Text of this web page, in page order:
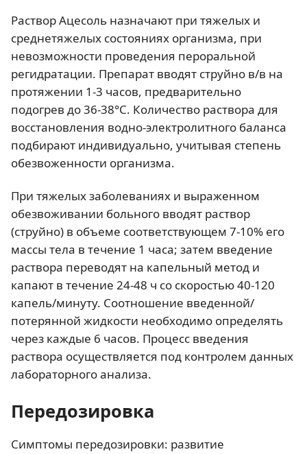
Раствор Ацесоль назначают при тяжелых и
среднетяжелых состояниях организма, при
невозможности проведения пероральной
регидратации. Препарат вводят струйно в/в на
протяжении 1-3 часов, предварительно
подогрев до 36-38°С. Количество раствора для
восстановления водно-электролитного баланса
подбирают индивидуально, учитывая степень
обезвоженности организма.
При тяжелых заболеваниях и выраженном
обезвоживании больного вводят раствор
(струйно) в объеме соответствующем 7-10% его
массы тела в течение 1 часа; затем введение
раствора переводят на капельный метод и
капают в течение 24-48 ч со скоростью 40-120
капель/минуту. Соотношение введенной/
потерянной жидкости необходимо определять
через каждые 6 часов. Процесс введения
раствора осуществляется под контролем данных
лабораторного анализа.
Передозировка
Симптомы передозировки: развитие